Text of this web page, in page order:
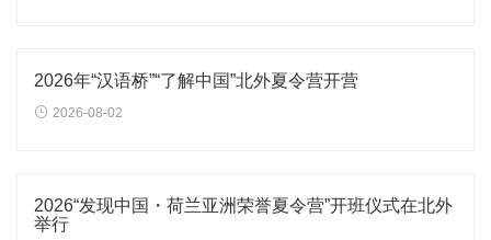
2026年“汉语桥”“了解中国”北外夏令营开营
2026-08-02
2026“发现中国・荷兰亚洲荣誉夏令营”开班仪式在北外
举行